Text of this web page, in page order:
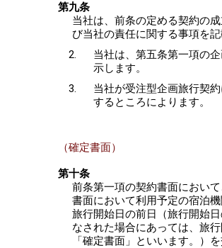
第九条
当社は、前条の定める契約の
び当社の責任に関する事項を
当社は、第五条第一項の
示します。
当社が受注型企画旅行契
するところによります。
（確定書面）
第十条
前条第一項の契約書面におい
書面において利用予定の宿泊
旅行開始日の前日（旅行開始
なされた場合にあっては、旅
「確定書面」といいます。）を